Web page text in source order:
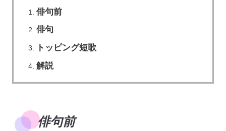
俳句前
俳句
トッピング短歌
解説
俳句前